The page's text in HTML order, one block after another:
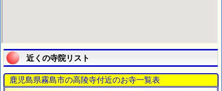
近くの寺院リスト
鹿児島県霧島市の高陵寺付近のお寺一覧表